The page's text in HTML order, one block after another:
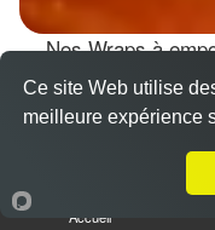
Nos Wraps à
Wraps Chicken
Accueil
Ce site Web utilise
meilleure expérience